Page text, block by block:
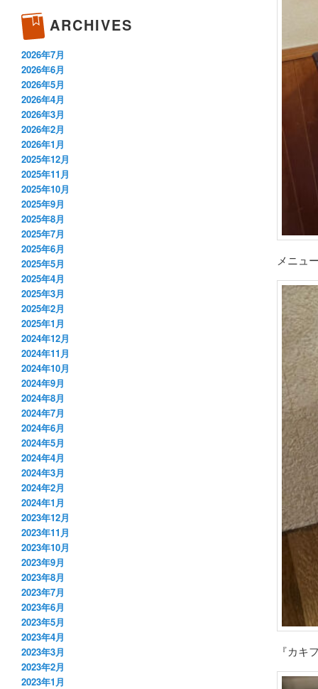
メニュ
『カ
ARCHIVES
2026年7月
2026年6月
2026年5月
2026年4月
2026年3月
2026年2月
2026年1月
2025年12月
2025年11月
2025年10月
2025年9月
2025年8月
2025年7月
2025年6月
2025年5月
2025年4月
2025年3月
2025年2月
2025年1月
2024年12月
2024年11月
2024年10月
2024年9月
2024年8月
2024年7月
2024年6月
2024年5月
2024年4月
2024年3月
2024年2月
2024年1月
2023年12月
2023年11月
2023年10月
2023年9月
2023年8月
2023年7月
2023年6月
2023年5月
2023年4月
2023年3月
2023年2月
2023年1月